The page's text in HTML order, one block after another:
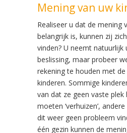
Mening van uw
Realiseer u dat de mening
belangrijk is, kunnen zij
vinden? U neemt natuurlijk
beslissing, maar probeer
rekening te houden met
kinderen. Sommige
van dat ze geen vaste plek
moeten ‘verhuizen’,
dit weer geen probleem
één gezin kunnen de